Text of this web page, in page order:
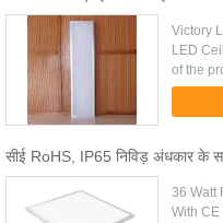
Victory
LED
of the
achieve
सीई RoHS, IP65 निविड़ अंधकार के
36 Watt
With